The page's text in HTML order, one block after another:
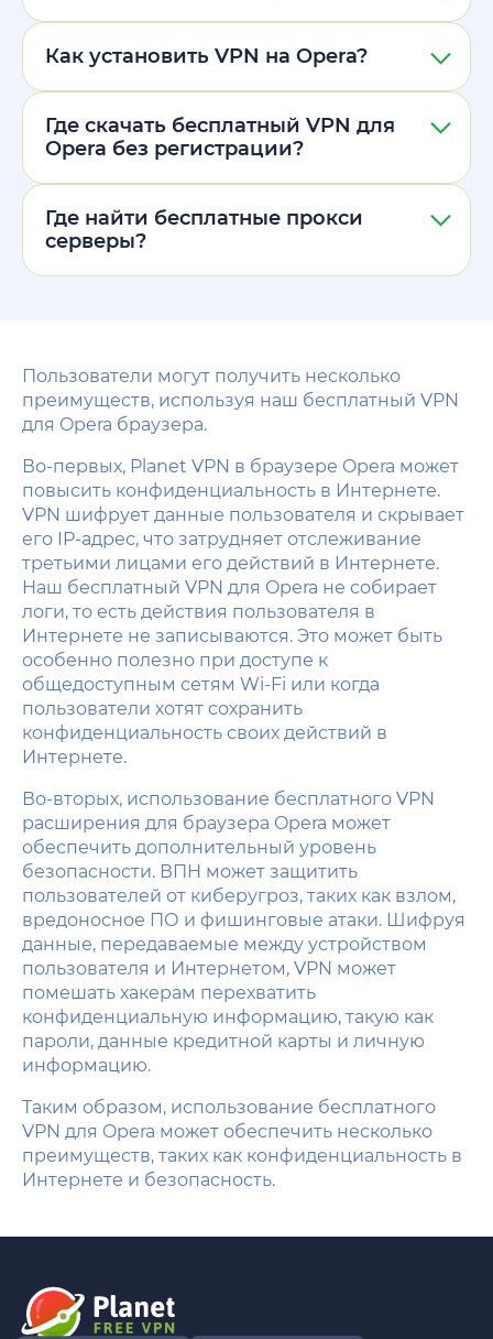
Как установить VPN на Opera?
Где скачать бесплатный VPN для
Opera без регистрации?
Где найти бесплатные прокси
серверы?
Пользователи могут получить несколько
преимуществ, используя наш бесплатный VPN
для Opera браузера.
Во-первых, Planet VPN в браузере Opera может
повысить конфиденциальность в Интернете.
VPN шифрует данные пользователя и скрывает
его IP-адрес, что затрудняет отслеживание
третьими лицами его действий в Интернете.
Наш бесплатный VPN для Opera не собирает
логи, то есть действия пользователя в
Интернете не записываются. Это может быть
особенно полезно при доступе к
общедоступным сетям Wi-Fi или когда
пользователи хотят сохранить
конфиденциальность своих действий в
Интернете.
Во-вторых, использование бесплатного VPN
расширения для браузера Opera может
обеспечить дополнительный уровень
безопасности. ВПН может защитить
пользователей от киберугроз, таких как взлом,
вредоносное ПО и фишинговые атаки. Шифруя
данные, передаваемые между устройством
пользователя и Интернетом, VPN может
помешать хакерам перехватить
конфиденциальную информацию, такую как
пароли, данные кредитной карты и личную
информацию.
Таким образом, использование бесплатного
VPN для Opera может обеспечить несколько
преимуществ, таких как конфиденциальность в
Интернете и безопасность.